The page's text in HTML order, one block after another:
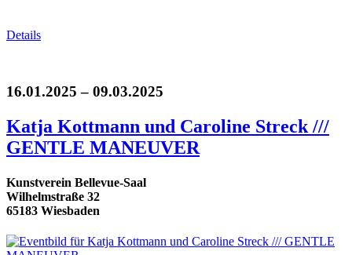
Details
16.01.2025 – 09.03.2025
Katja Kottmann und Caroline Streck ///
GENTLE MANEUVER
Kunstverein Bellevue-Saal
Wilhelmstraße 32
65183 Wiesbaden